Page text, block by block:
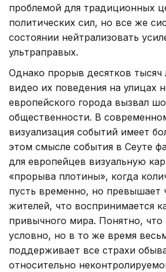
проблемой для традиционных
политических сил, но все же
состоянии нейтрализовать
ультраправых.
Однако прорыв десятков
видео их поведения на улицах
европейского города вызвал
общественности. В
визуализация событий имеет
этом смысле события в Сеуте
для европейцев визуальную
«прорыва плотины», когда
пусть временно, но превышает
жителей, что воспринимается
привычного мира. Понятно, что
условно, но в то же время
поддерживает все страхи
относительно